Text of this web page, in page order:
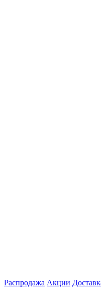
Распродажа Акции